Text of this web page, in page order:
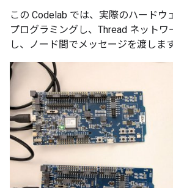
この Codelab では、実際のハードウ
プログラミングし、Thread ネット
し、ノード間でメッセージを渡します